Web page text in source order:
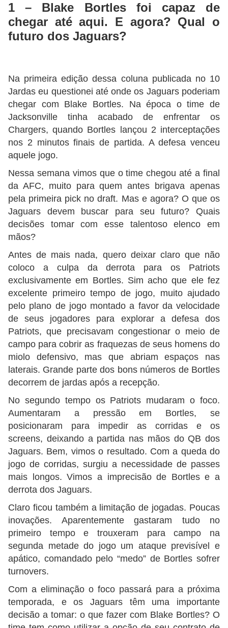
1 – Blake Bortles foi capaz de
chegar até aqui. E agora? Qual o
futuro dos Jaguars?
Na primeira edição dessa coluna publicada no 10
Jardas eu questionei até onde os Jaguars poderiam
chegar com Blake Bortles. Na época o time de
Jacksonville tinha acabado de enfrentar os
Chargers, quando Bortles lançou 2 interceptações
nos 2 minutos finais de partida. A defesa venceu
aquele jogo.
Nessa semana vimos que o time chegou até a final
da AFC, muito para quem antes brigava apenas
pela primeira pick no draft. Mas e agora? O que os
Jaguars devem buscar para seu futuro? Quais
decisões tomar com esse talentoso elenco em
mãos?
Antes de mais nada, quero deixar claro que não
coloco a culpa da derrota para os Patriots
exclusivamente em Bortles. Sim acho que ele fez
excelente primeiro tempo de jogo, muito ajudado
pelo plano de jogo montado a favor da velocidade
de seus jogadores para explorar a defesa dos
Patriots, que precisavam congestionar o meio de
campo para cobrir as fraquezas de seus homens do
miolo defensivo, mas que abriam espaços nas
laterais. Grande parte dos bons números de Bortles
decorrem de jardas após a recepção.
No segundo tempo os Patriots mudaram o foco.
Aumentaram a pressão em Bortles, se
posicionaram para impedir as corridas e os
screens, deixando a partida nas mãos do QB dos
Jaguars. Bem, vimos o resultado. Com a queda do
jogo de corridas, surgiu a necessidade de passes
mais longos. Vimos a imprecisão de Bortles e a
derrota dos Jaguars.
Claro ficou também a limitação de jogadas. Poucas
inovações. Aparentemente gastaram tudo no
primeiro tempo e trouxeram para campo na
segunda metade do jogo um ataque previsível e
apático, comandado pelo “medo” de Bortles sofrer
turnovers.
Com a eliminação o foco passará para a próxima
temporada, e os Jaguars têm uma importante
decisão a tomar: o que fazer com Blake Bortles? O